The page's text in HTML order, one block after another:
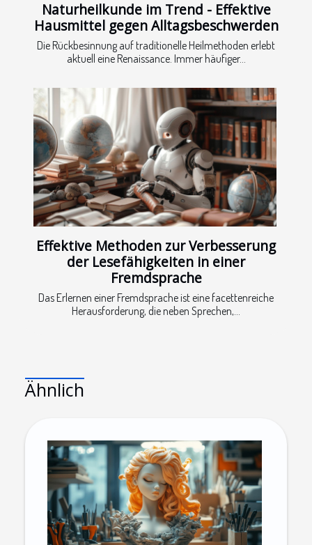
Naturheilkunde im Trend - Effektive
Hausmittel gegen Alltagsbeschwerden
Die Rückbesinnung auf traditionelle Heilmethoden erlebt
aktuell eine Renaissance. Immer häufiger...
Effektive Methoden zur Verbesserung
der Lesefähigkeiten in einer
Fremdsprache
Das Erlernen einer Fremdsprache ist eine facettenreiche
Herausforderung, die neben Sprechen,...
Ähnlich